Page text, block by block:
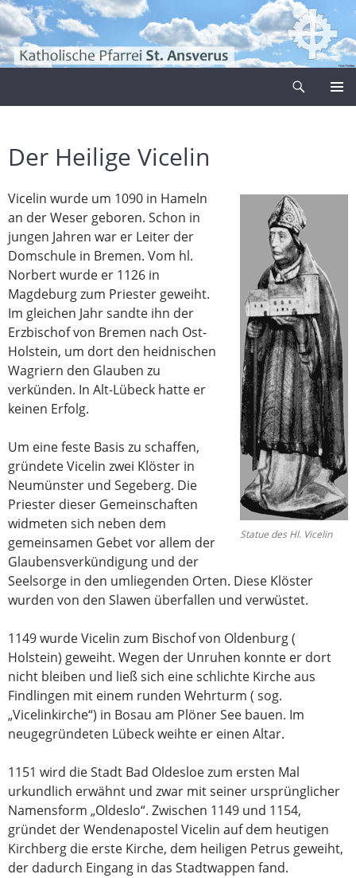
Zum
Inhalt
springen
Der Heilige Vicelin
Statue des Hl. Vicelin
Vicelin wurde um 1090 in Hameln
an der Weser geboren. Schon in
jungen Jahren war er Leiter der
Domschule in Bremen. Vom hl.
Norbert wurde er 1126 in
Magdeburg zum Priester geweiht.
Im gleichen Jahr sandte ihn der
Erzbischof von Bremen nach Ost-
Holstein, um dort den heidnischen
Wagriern den Glauben zu
verkünden. In Alt-Lübeck hatte er
keinen Erfolg.
Um eine feste Basis zu schaffen,
gründete Vicelin zwei Klöster in
Neumünster und Segeberg. Die
Priester dieser Gemeinschaften
widmeten sich neben dem
gemeinsamen Gebet vor allem der
Glaubensverkündigung und der
Seelsorge in den umliegenden Orten. Diese Klöster
wurden von den Slawen überfallen und verwüstet.
1149 wurde Vicelin zum Bischof von Oldenburg (
Holstein) geweiht. Wegen der Unruhen konnte er dort
nicht bleiben und ließ sich eine schlichte Kirche aus
Findlingen mit einem runden Wehrturm ( sog.
„Vicelinkirche“) in Bosau am Plöner See bauen. Im
neugegründeten Lübeck weihte er einen Altar.
1151 wird die Stadt Bad Oldesloe zum ersten Mal
urkundlich erwähnt und zwar mit seiner ursprünglicher
Namensform „Oldeslo“. Zwischen 1149 und 1154,
gründet der Wendenapostel Vicelin auf dem heutigen
Kirchberg die erste Kirche, dem heiligen Petrus geweiht,
der dadurch Eingang in das Stadtwappen fand.